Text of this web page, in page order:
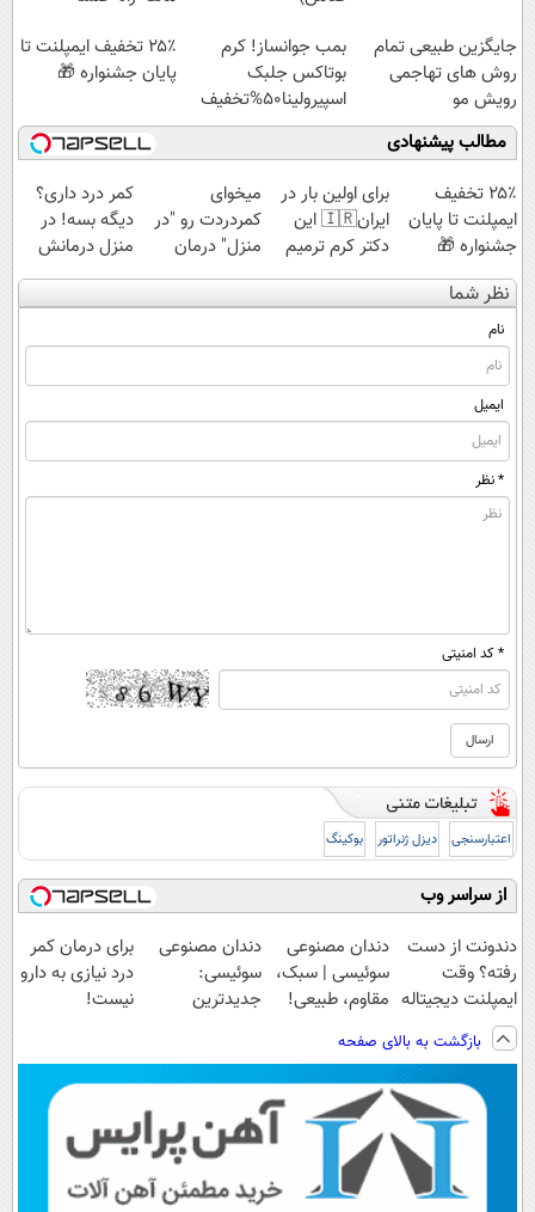
جایگزین طبیعی تمام
روش های تهاجمی
رویش مو
بمب جوانساز! کرم
بوتاکس جلبک
اسپیرولینا50%تخفیف
۲۵٪ تخفیف ایمپلنت تا
پایان جشنواره 🎁
مطالب پیشنهادی
۲۵٪ تخفیف
ایمپلنت تا پایان
جشنواره 🎁
برای اولین بار در
ایران🇮🇷 این
دکتر کرم ترمیم
کننده 23 روزه
ساخت!
میخوای
کمردردت رو "در
منزل" درمان
کنی؟ (◂فیلم +
◂پرسش‌نامه)
کمر درد داری؟
دیگه بسه! در
منزل درمانش
کن
(◀پرسش‌نامه)
نظر شما
نام
ایمیل
* نظر
* کد امنیتی
اعتبارسنجی دیزل ژنراتور بوکینگ
از سراسر وب
دندونت از دست
رفته؟ وقت
ایمپلنت دیجیتاله
دندان مصنوعی
سوئیسی | سبک،
مقاوم، طبیعی!
رایگان+پرداخت
اقساطی😍
دندان مصنوعی
سوئیسی:
جدیدترین
پرداخت قسطی
برای درمان کمر
درد نیازی به دارو
نیست!
بازگشت به بالای صفحه